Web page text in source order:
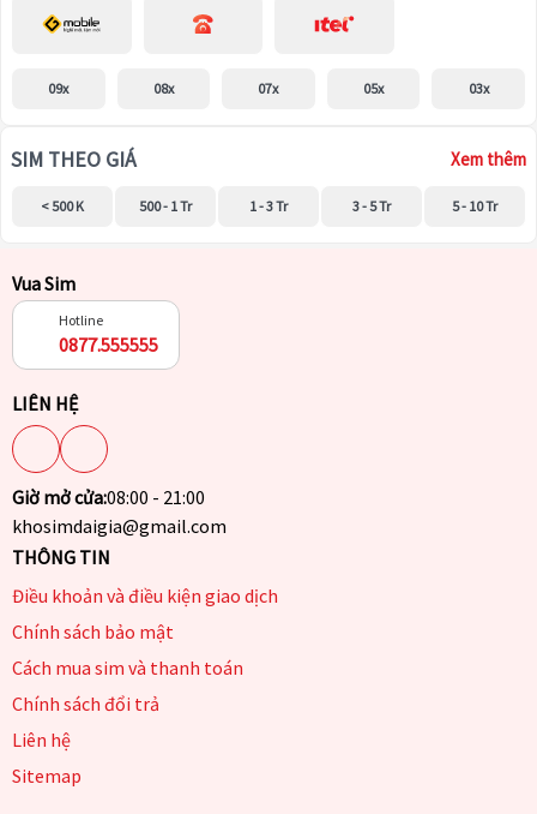
09x 08x 07x 05x 03x
SIM THEO GIÁ Xem thêm
< 500 K 500 - 1 Tr 1 - 3 Tr 3 - 5 Tr 5 - 10 Tr
Vua Sim
Hotline
0877.555555
LIÊN HỆ
Giờ mở cửa:08:00 - 21:00
khosimdaigia@gmail.com
THÔNG TIN
Điều khoản và điều kiện giao dịch
Chính sách bảo mật
Cách mua sim và thanh toán
Chính sách đổi trả
Liên hệ
Sitemap